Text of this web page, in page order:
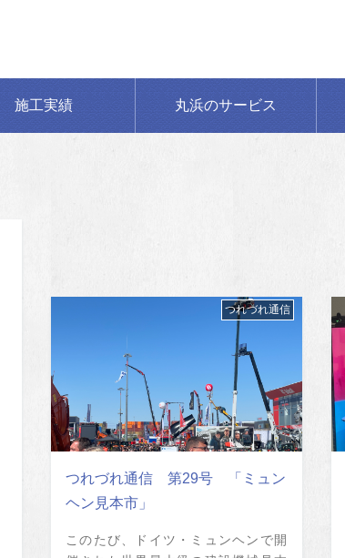
施工実績 丸浜のサービス
つれづれ通信 第29号 「ミュン
ヘン見本市」
つれづれ通信
このたび、ドイツ・ミュンヘンで開